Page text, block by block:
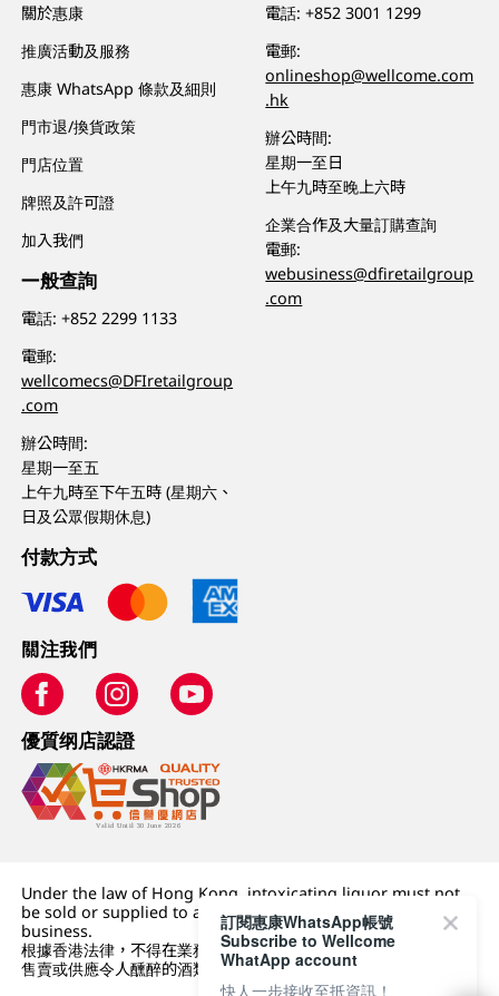
關於惠康
推廣活動及服務
惠康 WhatsApp 條款及細則
門市退/換貨政策
門店位置
牌照及許可證
加入我們
一般查詢
電話:+852 2299 1133
電郵:
wellcomecs@DFIretailgroup
.com
辦公時間:
星期一至五
上午九時至下午五時 (星期六、
日及公眾假期休息)
電話:+852 3001 1299
電郵:
onlineshop@wellcome.com
.hk
辦公時間:
星期一至日
上午九時至晚上六時
企業合作及大量訂購查詢
電郵:
webusiness@dfiretailgroup
.com
付款方式
關注我們
優質纲店認證
Under the law of Hong Kong, intoxicating liquor must not
be sold or supplied to a minor (under 18) in the course of
business.
根據香港法律，不得在業務過程中，向未成年人 (18 歲以下人士)
售賣或供應令人醺醉的酒類。
訂閱惠康WhatsApp帳號
Subscribe to Wellcome
WhatApp account
快人一步接收至抵資訊！